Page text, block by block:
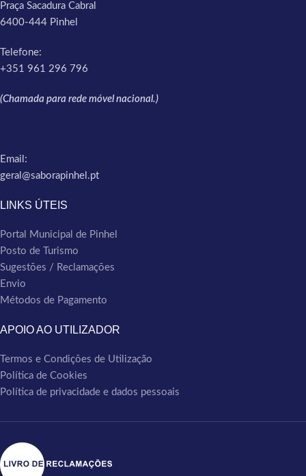
Praça Sacadura Cabral
6400-444 Pinhel
Telefone:
+351 961 296 796
(Chamada para rede móvel nacional.)
Email:
geral@saborapinhel.pt
LINKS ÚTEIS
Portal Municipal de Pinhel
Posto de Turismo
Sugestões / Reclamações
Envio
Métodos de Pagamento
APOIO AO UTILIZADOR
Termos e Condições de Utilização
Política de Cookies
Política de privacidade e dados pessoais